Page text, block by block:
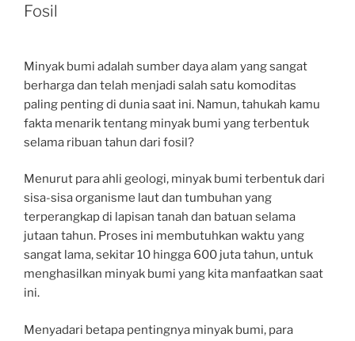
Fosil
Minyak bumi adalah sumber daya alam yang sangat
berharga dan telah menjadi salah satu komoditas
paling penting di dunia saat ini. Namun, tahukah kamu
fakta menarik tentang minyak bumi yang terbentuk
selama ribuan tahun dari fosil?
Menurut para ahli geologi, minyak bumi terbentuk dari
sisa-sisa organisme laut dan tumbuhan yang
terperangkap di lapisan tanah dan batuan selama
jutaan tahun. Proses ini membutuhkan waktu yang
sangat lama, sekitar 10 hingga 600 juta tahun, untuk
menghasilkan minyak bumi yang kita manfaatkan saat
ini.
Menyadari betapa pentingnya minyak bumi, para